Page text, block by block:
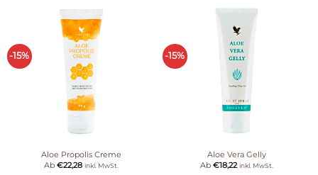
-15%
Aloe Propolis Creme
Ab €22,28 inkl. MwSt.
-15%
Aloe Vera Gelly
Ab €18,22 inkl. MwSt.